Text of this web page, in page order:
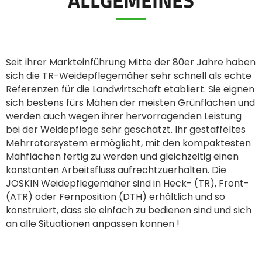
Svenska
한국의
日本語
中文
Português
Seit ihrer Markteinführung Mitte der 80er Jahre haben
sich die TR-Weidepflegemäher sehr schnell als echte
Referenzen für die Landwirtschaft etabliert. Sie eignen
sich bestens fürs Mähen der meisten Grünflächen und
werden auch wegen ihrer hervorragenden Leistung
bei der Weidepflege sehr geschätzt. Ihr gestaffeltes
Mehrrotorsystem ermöglicht, mit den kompaktesten
Mähflächen fertig zu werden und gleichzeitig einen
konstanten Arbeitsfluss aufrechtzuerhalten. Die
JOSKIN Weidepflegemäher sind in Heck- (TR), Front-
(ATR) oder Fernposition (DTH) erhältlich und so
konstruiert, dass sie einfach zu bedienen sind und sich
an alle Situationen anpassen können !